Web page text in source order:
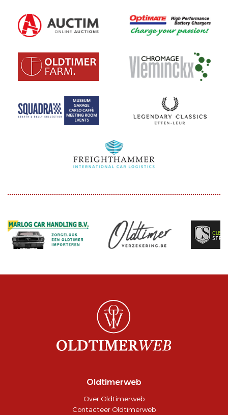
Oldtimerweb
Over Oldtimerweb
Contacteer Oldtimerweb